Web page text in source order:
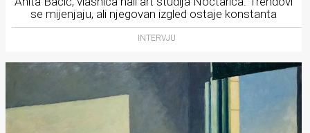
se mijenjaju, ali njegovan izgled ostaje konstanta
INTERVJU